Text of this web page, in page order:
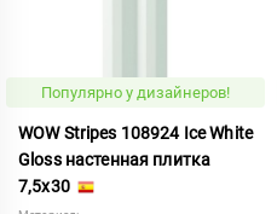
Популярно у дизайнеров!
WOW Stripes 108924 Ice White
Gloss настенная плитка
7,5x30